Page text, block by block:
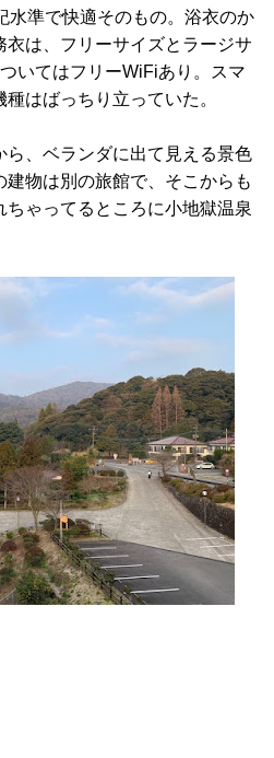
水準で快適そのもの。浴衣のか
は、フリーサイズとラージサ
いてはフリーWiFiあり。スマ
はばっちり立っていた。
、ベランダに出て見える景色
物は別の旅館で、そこからも
ちゃってるところに小地獄温泉